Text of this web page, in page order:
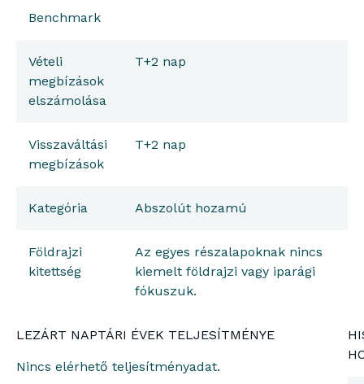
Benchmark
Vételi
megbízások
elszámolása
T+2 nap
Visszaváltási
megbízások
T+2 nap
Kategória Abszolút hozamú
Földrajzi
kitettség
Az egyes részalapoknak nincs
kiemelt földrajzi vagy iparági
fókuszuk.
LEZÁRT NAPTÁRI ÉVEK TELJESÍTMÉNYE
Nincs elérhető teljesítményadat.